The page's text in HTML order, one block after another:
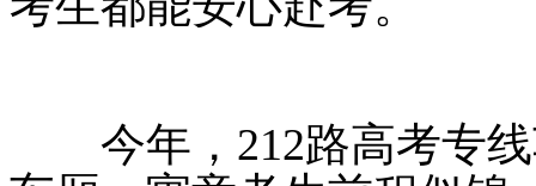
今年，212路高考专线